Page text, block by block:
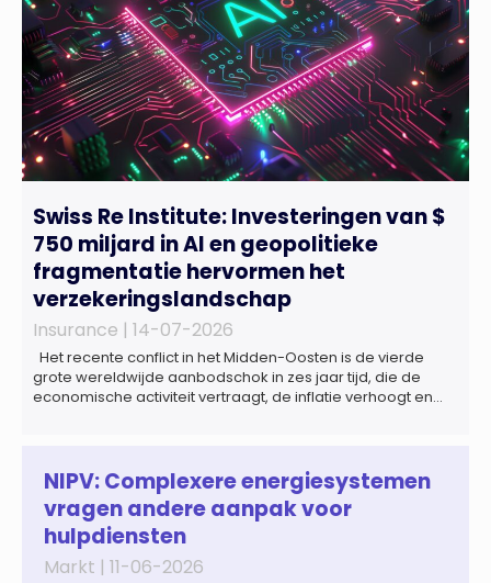
Swiss Re Institute: Investeringen van $
750 miljard in AI en geopolitieke
fragmentatie hervormen het
verzekeringslandschap
Insurance | 14-07-2026
Het recente conflict in het Midden-Oosten is de vierde
grote wereldwijde aanbodschok in zes jaar tijd, die de
economische activiteit vertraagt, de inflatie verhoogt en
wereldwijd naar verwachting afnemen tot 1,3% in reële
NIPV: Complexere energiesystemen
vragen andere aanpak voor
hulpdiensten
Markt | 11-06-2026